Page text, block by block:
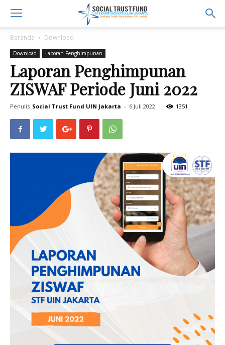
Beranda Download
Download Laporan Penghimpunan
Laporan Penghimpunan
ZISWAF Periode Juni 2022
Penulis Social Trust Fund UIN Jakarta - 6 Juli 2022 1351